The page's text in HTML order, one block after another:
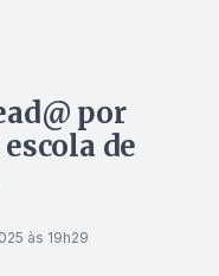
por
de
às 19h29